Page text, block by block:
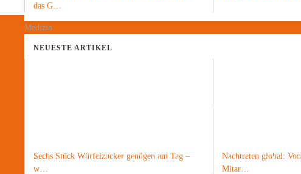
das G…
Medizin
NEUESTE ARTIKEL
Sechs Stück Würfelzucker genügen am Tag –
w…
Nachtreten global:
Mitar…
+++ Haben Sie Interesse an politischen Analysen
oder einer Überweisung auf unser Konto DE03